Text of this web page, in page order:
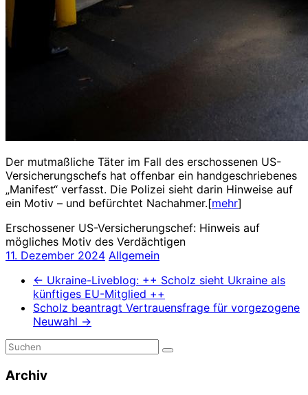
Der mutmaßliche Täter im Fall des erschossenen US-
Versicherungschefs hat offenbar ein handgeschriebenes
„Manifest“ verfasst. Die Polizei sieht darin Hinweise auf
ein Motiv – und befürchtet Nachahmer.[mehr]
Erschossener US-Versicherungschef: Hinweis auf
mögliches Motiv des Verdächtigen
11. Dezember 2024 Allgemein
← Ukraine-Liveblog: ++ Scholz sieht Ukraine als
künftiges EU-Mitglied ++
Scholz beantragt Vertrauensfrage für vorgezogene
Neuwahl →
Archiv